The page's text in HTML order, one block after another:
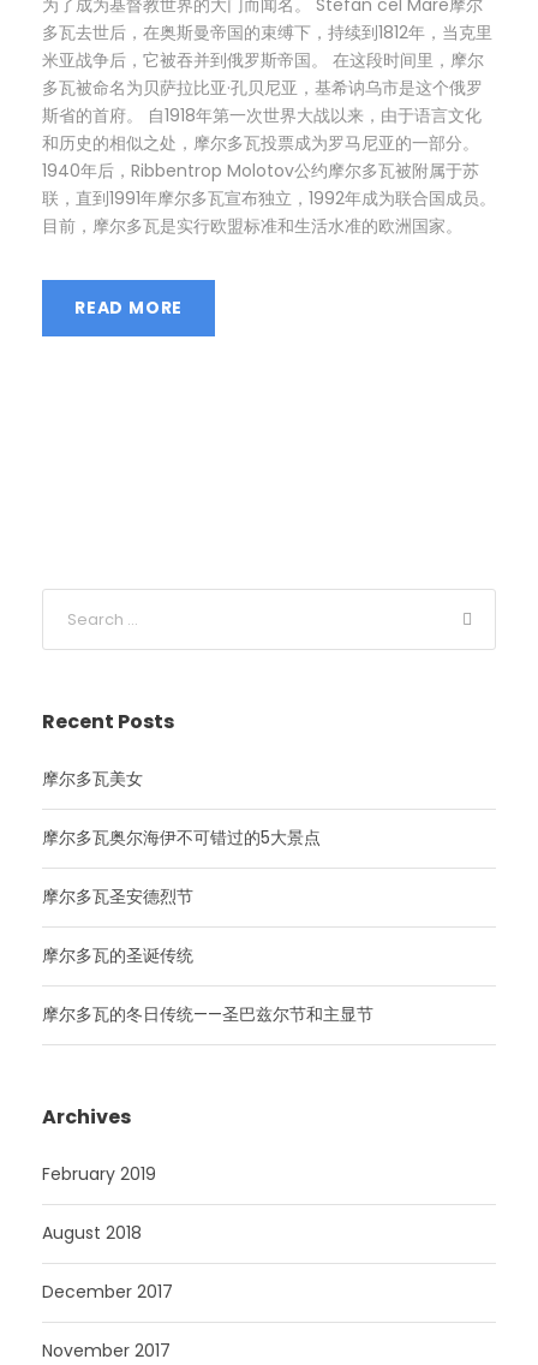
为了成为基督教世界的大门而闻名。 Stefan cel Mare摩尔
多瓦去世后，在奥斯曼帝国的束缚下，持续到1812年，当克里
米亚战争后，它被吞并到俄罗斯帝国。 在这段时间里，摩尔
多瓦被命名为贝萨拉比亚·孔贝尼亚，基希讷乌市是这个俄罗
斯省的首府。 自1918年第一次世界大战以来，由于语言文化
和历史的相似之处，摩尔多瓦投票成为罗马尼亚的一部分。
1940年后，Ribbentrop Molotov公约摩尔多瓦被附属于苏
联，直到1991年摩尔多瓦宣布独立，1992年成为联合国成员。
目前，摩尔多瓦是实行欧盟标准和生活水准的欧洲国家。
READ MORE
Recent Posts
摩尔多瓦美女
摩尔多瓦奥尔海伊不可错过的5大景点
摩尔多瓦圣安德烈节
摩尔多瓦的圣诞传统
摩尔多瓦的冬日传统——圣巴兹尔节和主显节
Archives
February 2019
August 2018
December 2017
November 2017